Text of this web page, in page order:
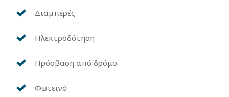
Διαμπερές
Ηλεκτροδότηση
Πρόσβαση από δρόμο
Φωτεινό